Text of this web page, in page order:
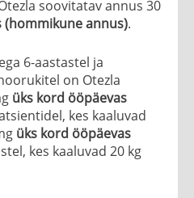
soovitatav annus 30
(hommikune annus).
6-aastastel ja
on Otezla
üks kord ööpäevas
kes kaaluvad
üks kord ööpäevas
kes kaaluvad 20 kg